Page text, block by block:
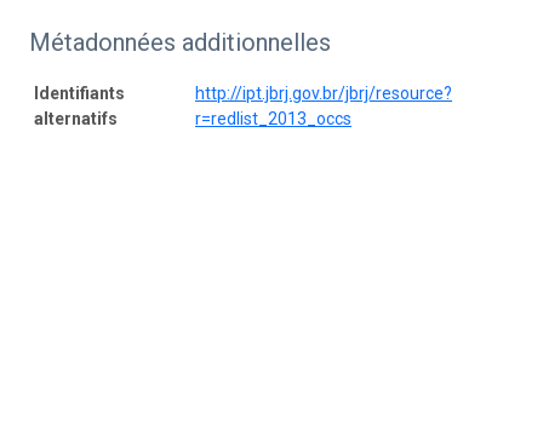
Métadonnées additionnelles
Identifiants
alternatifs
http://ipt.jbrj.gov.br/jbrj/resource?
r=redlist_2013_occs